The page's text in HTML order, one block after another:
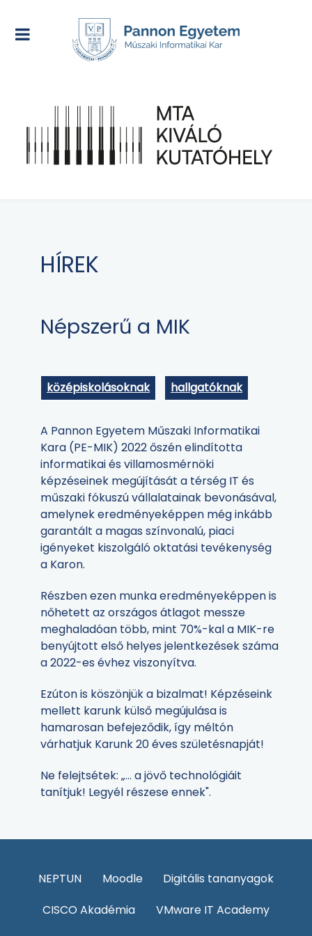
HÍREK
Népszerű a MIK
középiskolásoknak hallgatóknak
A Pannon Egyetem Műszaki Informatikai
Kara (PE-MIK) 2022 őszén elindította
informatikai és villamosmérnöki
képzéseinek megújítását a térség IT és
műszaki fókuszú vállalatainak bevonásával,
amelynek eredményeképpen még inkább
garantált a magas színvonalú, piaci
igényeket kiszolgáló oktatási tevékenység
a Karon.
Részben ezen munka eredményeképpen is
nőhetett az országos átlagot messze
meghaladóan több, mint 70%-kal a MIK-re
benyújtott első helyes jelentkezések száma
a 2022-es évhez viszonyítva.
Ezúton is köszönjük a bizalmat! Képzéseink
mellett karunk külső megújulása is
hamarosan befejeződik, így méltón
várhatjuk Karunk 20 éves születésnapját!
Ne felejtsétek: „... a jövő technológiáit
tanítjuk! Legyél részese ennek".
NEPTUN Moodle
Digitális tananyagok
CISCO Akadémia
VMware IT Academy